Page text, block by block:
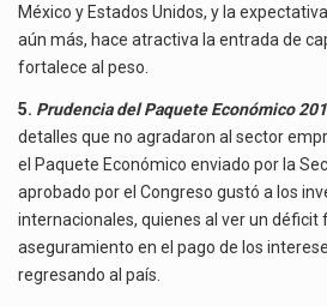
México y Estados Unidos, y la
aún más, hace atractiva la entrada de
fortalece al peso.
5. Prudencia del Paquete Económico
detalles que no agradaron al sector
el Paquete Económico enviado por la
aprobado por el Congreso gustó a los
internacionales, quienes al ver un déficit
aseguramiento en el pago de los
regresando al país.